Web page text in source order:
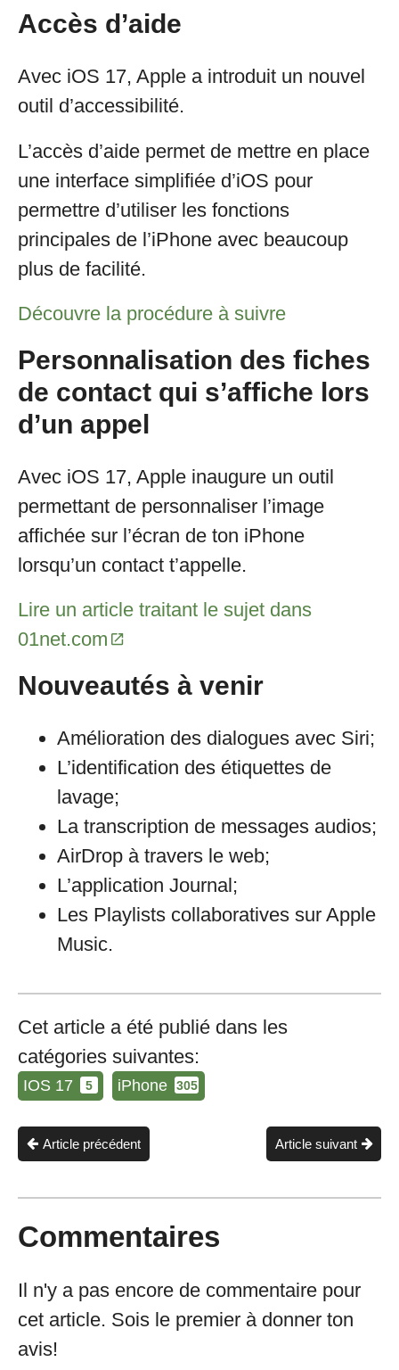
Accès d’aide
Avec iOS 17, Apple a introduit un nouvel
outil d’accessibilité.
L’accès d’aide permet de mettre en place
une interface simplifiée d’iOS pour
permettre d’utiliser les fonctions
principales de l’iPhone avec beaucoup
plus de facilité.
Découvre la procédure à suivre
Personnalisation des fiches
de contact qui s’affiche lors
d’un appel
Avec iOS 17, Apple inaugure un outil
permettant de personnaliser l’image
affichée sur l’écran de ton iPhone
lorsqu’un contact t’appelle.
Lire un article traitant le sujet dans
01net.com
Nouveautés à venir
Amélioration des dialogues avec Siri;
L’identification des étiquettes de
lavage;
La transcription de messages audios;
AirDrop à travers le web;
L’application Journal;
Les Playlists collaboratives sur Apple
Music.
Cet article a été publié dans les
catégories suivantes:
IOS 17 5 iPhone 305
Article suivant
Article précédent
Commentaires
Il n'y a pas encore de commentaire pour
cet article. Sois le premier à donner ton
avis!